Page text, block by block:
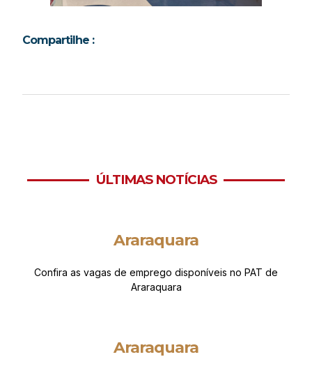
Compartilhe :
ÚLTIMAS NOTÍCIAS
Araraquara
Confira as vagas de emprego disponíveis no PAT de
Araraquara
Araraquara